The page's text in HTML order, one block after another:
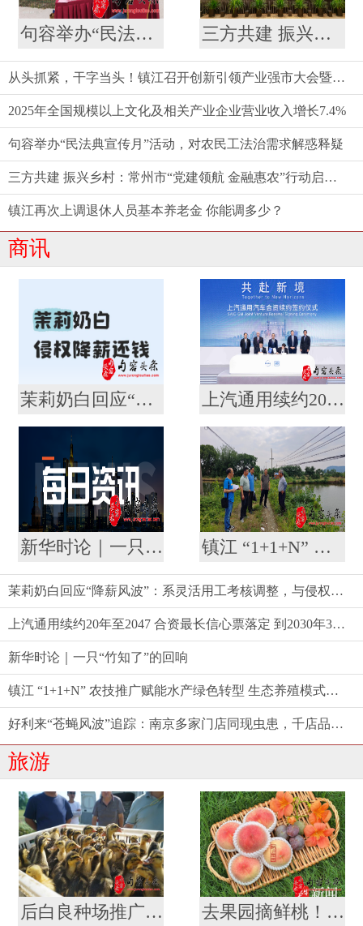
句容举办“民法典宣传月”活动，对农民工法治需求解惑释疑 三方共建 振兴乡村：常州市“党建领航 金融惠农”行动启动仪式举行
从头抓紧，干字当头！镇江召开创新引领产业强市大会暨要素市场化配置综合改革推进会
2025年全国规模以上文化及相关产业企业营业收入增长7.4%
句容举办“民法典宣传月”活动，对农民工法治需求解惑释疑
三方共建 振兴乡村：常州市“党建领航 金融惠农”行动启动仪式举行
镇江再次上调退休人员基本养老金 你能调多少？
商讯
茉莉奶白回应“降薪风波”：系灵活用工考核调整，与侵权案无关 上汽通用续约20年至2047 合资最长信心票落定 到2030年30款新能源奔涌而来
新华时论｜一只“竹知了”的回响 镇江 “1+1+N” 农技推广赋能水产绿色转型 生态养殖模式助农提质增效
茉莉奶白回应“降薪风波”：系灵活用工考核调整，与侵权案无关
上汽通用续约20年至2047 合资最长信心票落定 到2030年30款新能源奔涌而来
新华时论｜一只“竹知了”的回响
镇江 “1+1+N” 农技推广赋能水产绿色转型 生态养殖模式助农提质增效
好利来“苍蝇风波”追踪：南京多家门店同现虫患，千店品牌品控标准遭质疑
旅游
后白良种场推广“稻虾鳖共作”养殖模式 营造生态优美“稻梦空间” 去果园摘鲜桃！一场说走就走的“甜蜜微度假”